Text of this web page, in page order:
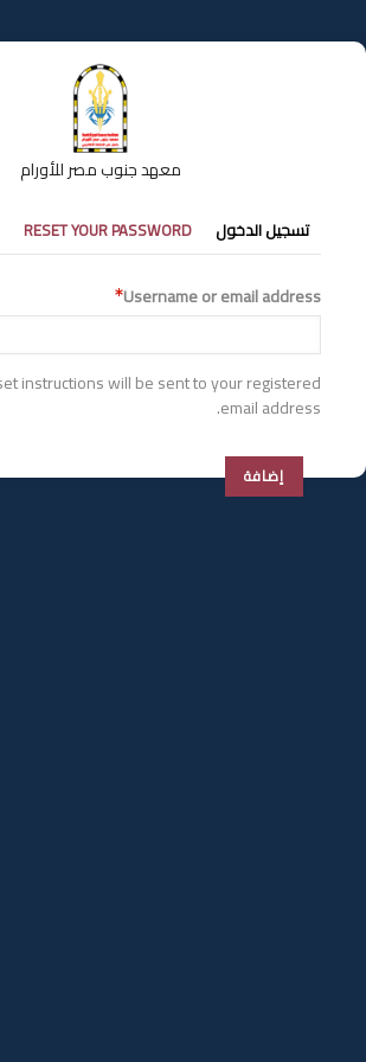
إلى
المحتوى
معهد جنوب مصر للأورام
التبويبات
الأساسية
تسجيل الدخول RESET YOUR PASSWORD
Username or email address
instructions will be sent to your registered
email address.